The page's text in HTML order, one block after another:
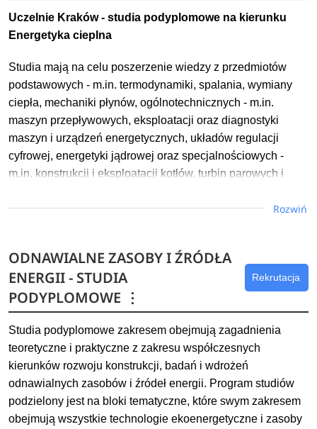
elektryczna, woda) na potrzeby kompleksowej oceny
energetycznej (certyfikacja budynku) oraz dostosowywania
budynków do najwyższych standardów energetycznych
budynków o niemal zerowym zużyciu energii.
Dowiedz się więcej
Uczelnie Kraków - studia podyplomowe na kierunku
Energetyka cieplna
Studia mają na celu poszerzenie wiedzy z przedmiotów
podstawowych - m.in. termodynamiki, spalania, wymiany
ciepła, mechaniki płynów, ogólnotechnicznych - m.in.
maszyn przepływowych, eksploatacji oraz diagnostyki
maszyn i urządzeń energetycznych, układów regulacji
cyfrowej, energetyki jądrowej oraz specjalnościowych -
m.in. konstrukcji i eksploatacji kotłów, turbin parowych i
wentylacji i klimatyzacji, sieci cieplnych, kontroli procesów
energii, rynku energii.
Dowiedz się więcej
Rozwiń
ODNAWIALNE ZASOBY I ŹRÓDŁA
ENERGII - STUDIA
PODYPLOMOWE ⋮
Rekrutacja
Studia podyplomowe zakresem obejmują zagadnienia
teoretyczne i praktyczne z zakresu współczesnych
kierunków rozwoju konstrukcji, badań i wdrożeń
odnawialnych zasobów i źródeł energii. Program studiów
podzielony jest na bloki tematyczne, które swym zakresem
obejmują wszystkie technologie ekoenergetyczne i zasoby